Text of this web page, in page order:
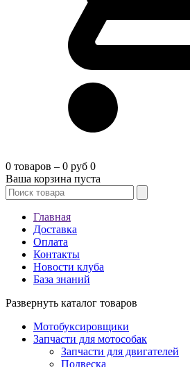
0 товаров – 0 руб 0
Ваша корзина пуста
Главная
Доставка
Оплата
Контакты
Новости клуба
База знаний
Развернуть каталог товаров
Мотобуксировщики
Запчасти для мотособак
Запчасти для двигателей
Подвеска